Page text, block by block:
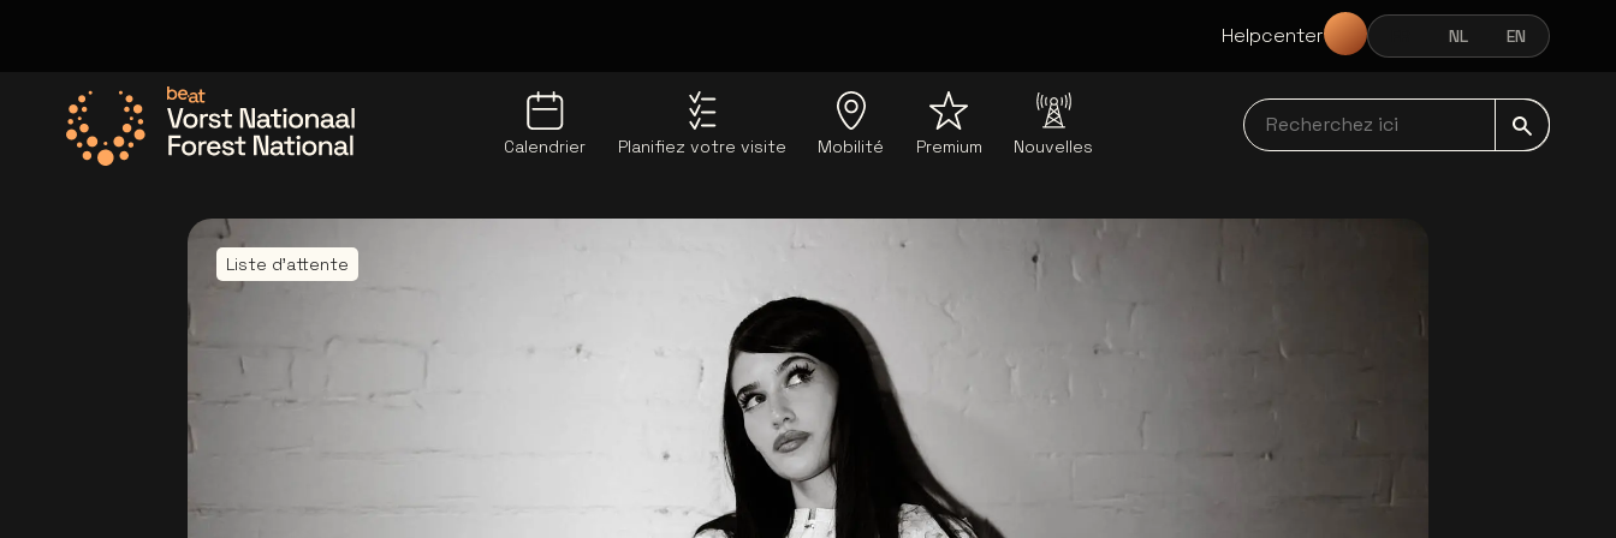
Helpcenter FRANÇAISNEDERLANDS
NL ENGLISH
EN
Calendrier Planifiez votre visite Mobilité Premium Nouvelles
Recherchez ici navbar
Liste d'attente